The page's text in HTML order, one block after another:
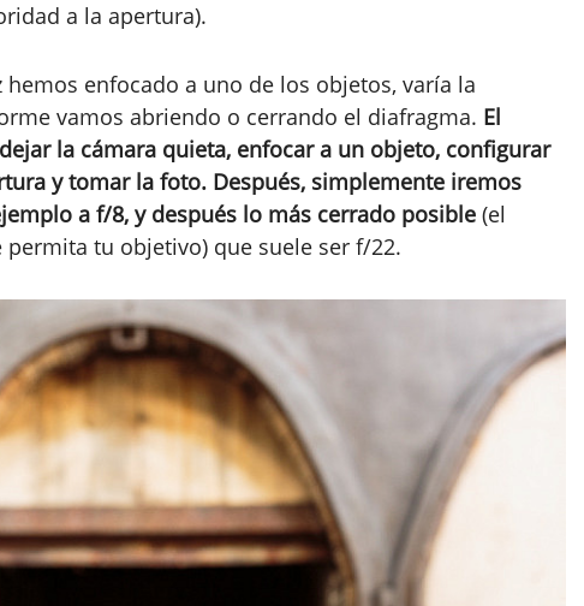
a la apertura).
hemos enfocado a uno de los objetos, varía la
vamos abriendo o cerrando el diafragma. El
la cámara quieta, enfocar a un objeto, configurar
y tomar la foto. Después, simplemente iremos
a f/8, y después lo más cerrado posible (el
tu objetivo) que suele ser f/22.